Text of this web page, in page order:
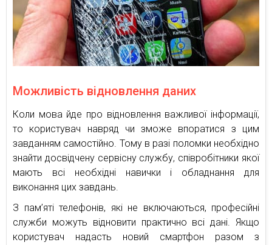
Можливість відновлення даних
Коли мова йде про відновлення важливої інформації,
то користувач навряд чи зможе впоратися з цим
завданням самостійно. Тому в разі поломки необхідно
знайти досвідчену сервісну службу, співробітники якої
мають всі необхідні навички і обладнання для
виконання цих завдань.
З пам’яті телефонів, які не включаються, професійні
служби можуть відновити практично всі дані. Якщо
користувач надасть новий смартфон разом з